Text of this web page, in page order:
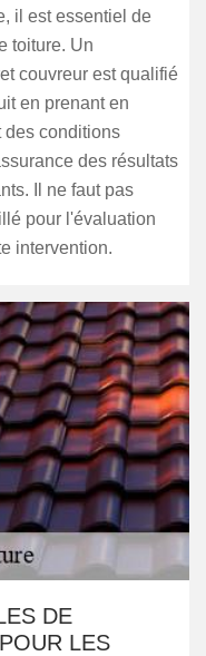
il est essentiel de
toiture. Un
couvreur est qualifié
en prenant en
des conditions
des résultats
Il ne faut pas
pour l'évaluation
intervention.
DE
LES